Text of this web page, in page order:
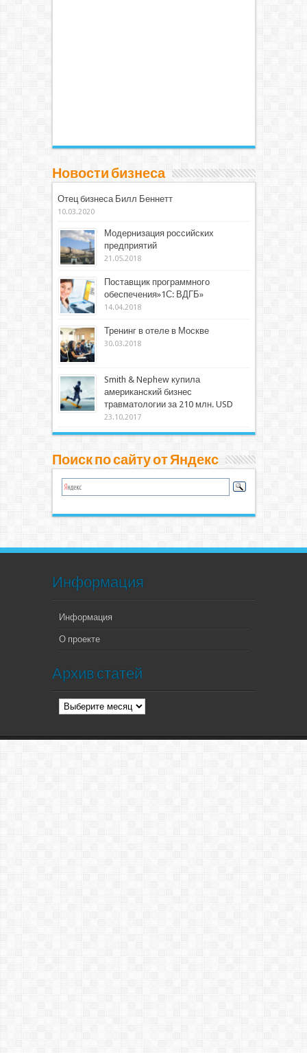
Новости бизнеса
Отец бизнеса Билл Беннетт
10.03.2020
Модернизация российских
предприятий
21.05.2018
Поставщик программного
обеспечения»1С: ВДГБ»
14.04.2018
Тренинг в отеле в Москве
30.03.2018
Smith & Nephew купила
американский бизнес
травматологии за 210 млн. USD
23.10.2017
Поиск по сайту от Яндекс
Информация
Информация
О проекте
Архив статей
Архив
статей